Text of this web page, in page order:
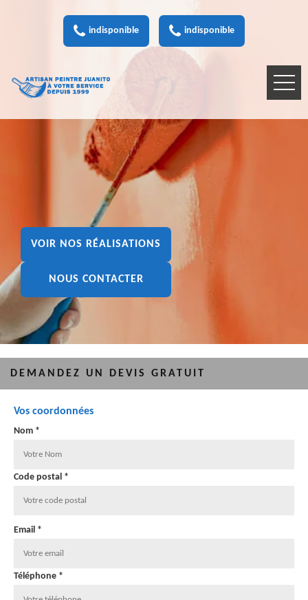
indisponible indisponible
VOIR NOS RÉALISATIONS
NOUS CONTACTER
DEMANDEZ UN DEVIS GRATUIT
Vos coordonnées
Nom *
Code postal *
Email *
Téléphone *